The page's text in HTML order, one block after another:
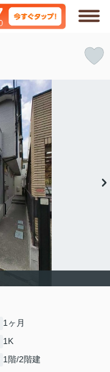
1ヶ月
1K
1階/2階建